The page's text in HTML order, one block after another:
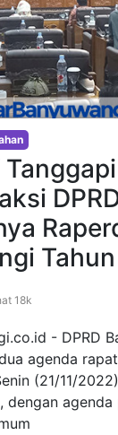
18k
- DPRD
agenda
(21/11/
dengan